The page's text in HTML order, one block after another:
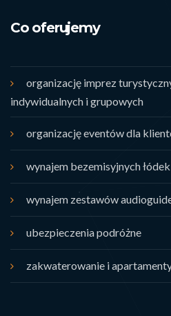
Co oferujemy
organizację imprez
indywidualnych i grupowych
organizację eventów dla
wynajem bezemisyjnych łódek
wynajem zestawów
ubezpieczenia podróżne
zakwaterowanie i